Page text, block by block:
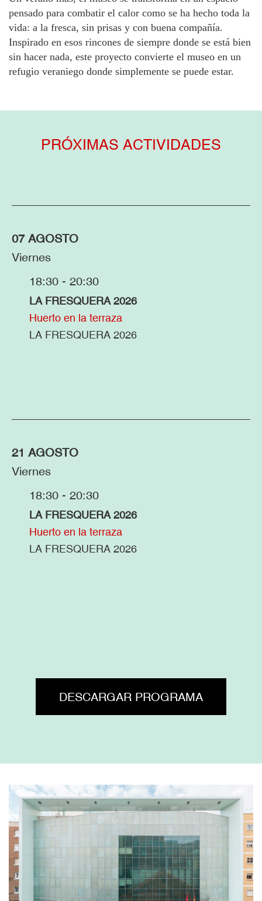
pensado para combatir el calor como se ha hecho toda la
vida: a la fresca, sin prisas y con buena compañía.
Inspirado en esos rincones de siempre donde se está bien
sin hacer nada, este proyecto convierte el museo en un
refugio veraniego donde simplemente se puede estar.
PRÓXIMAS ACTIVIDADES
07 AGOSTO
Viernes
18:30 - 20:30
LA FRESQUERA 2026
Huerto en la terraza
LA FRESQUERA 2026
21 AGOSTO
Viernes
18:30 - 20:30
LA FRESQUERA 2026
Huerto en la terraza
LA FRESQUERA 2026
DESCARGAR PROGRAMA